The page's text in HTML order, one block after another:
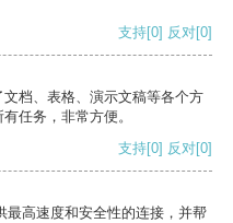
支持[0] 反对[0]
档、表格、演示文稿等各个方
任务，非常方便。
支持[0] 反对[0]
最高速度和安全性的连接，并帮